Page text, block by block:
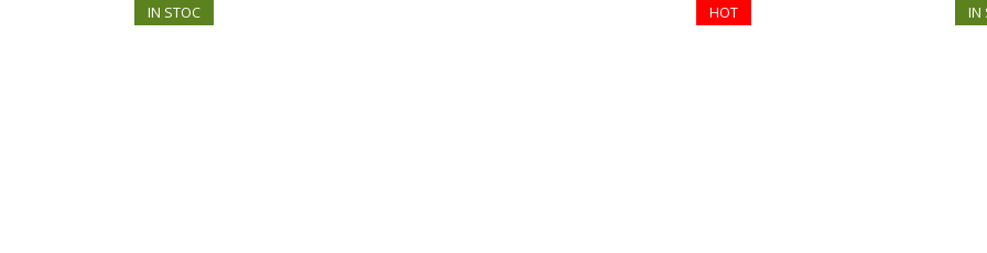
HOT
IN STOC IN